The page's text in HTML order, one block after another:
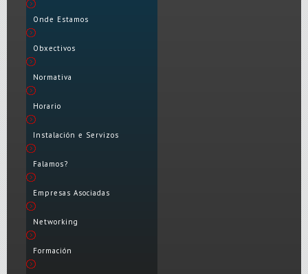
Onde Estamos
Obxectivos
Normativa
Horario
Instalación e Servizos
Falamos?
Empresas Asociadas
Networking
Formación